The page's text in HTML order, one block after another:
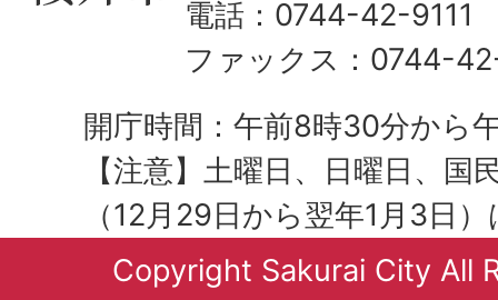
電話：0744-42-9111
ファックス：0744-
開庁時間：午前8時30分から
【注意】土曜日、日曜日、国
（12月29日から翌年1月3日
Copyright Sakurai City All